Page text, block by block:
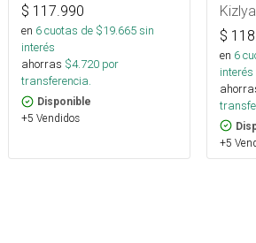
$ 117.990
en 6cuotas de $19.665sin
interés
ahorras $4.720 por
transferencia.
Disponible
+5 Vendidos
$
en 6
interés
+5